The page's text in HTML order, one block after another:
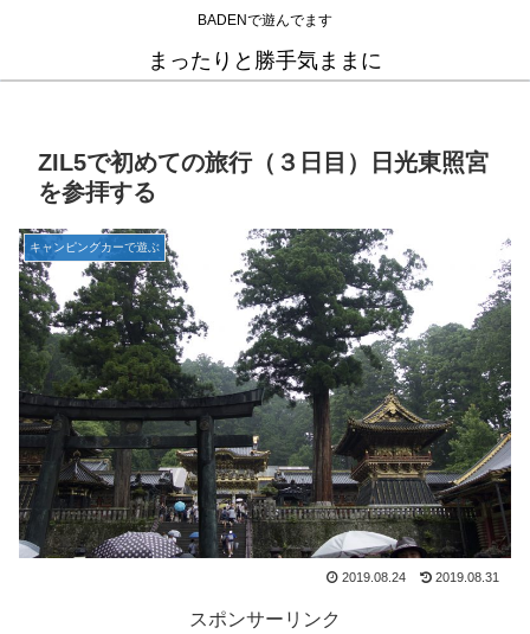
BADENで遊んでます
まったりと勝手気ままに
ZIL5で初めての旅行（３日目）日光東照宮
を参拝する
キャンピングカーで遊ぶ
2019.08.24 2019.08.31
スポンサーリンク